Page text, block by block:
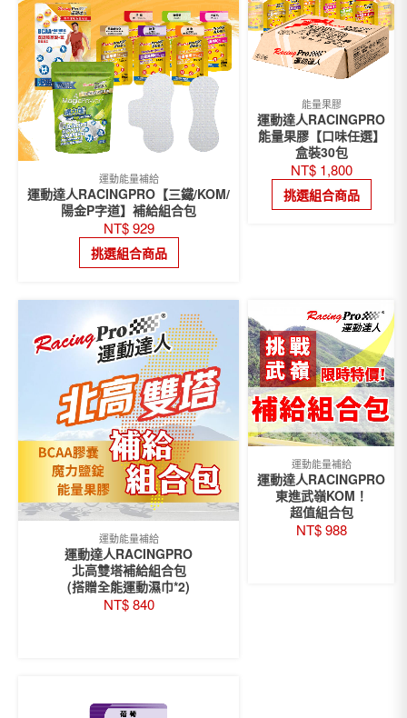
運動能量補給
運動達人RACINGPRO【三鐵/KOM/
陽金P字道】補給組合包
NT$929
挑選組合商品
能量果膠
運動達人RACINGPRO
能量果膠【口味任選】
盒裝30包
NT$1,800
挑選組合商品
運動能量補給
運動達人RACINGPRO
北高雙塔補給組合包
(搭贈全能運動濕巾*2)
NT$840
運動能量補給
運動達人RACINGPRO
東進武嶺KOM！
超值組合包
NT$988